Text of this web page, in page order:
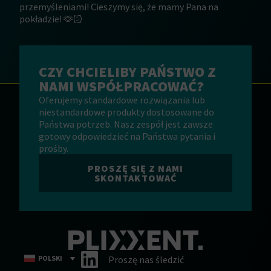
przemyśleniami! Cieszymy się, że mamy Pana na
pokładzie! 🫶🏻
CZY CHCIELIBY PAŃSTWO Z
NAMI WSPÓŁPRACOWAĆ?
Oferujemy standardowe rozwiązania lub
niestandardowe produkty dostosowane do
Państwa potrzeb. Nasz zespół jest zawsze
gotowy odpowiedzieć na Państwa pytania i
prośby.
PROSZĘ SIĘ Z NAMI
SKONTAKTOWAĆ
POLSKI
Proszę nas śledzić